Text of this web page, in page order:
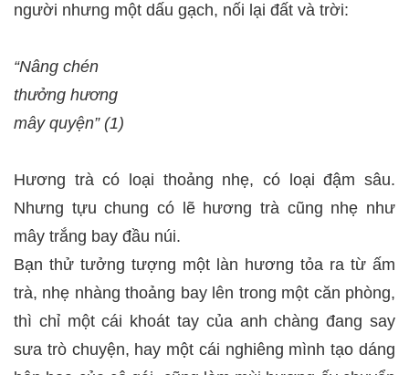
người nhưng một dấu gạch, nối lại đất và trời:
“Nâng chén
thưởng hương
mây quyện” (1)
Hương trà có loại thoảng nhẹ, có loại đậm sâu.
Nhưng tựu chung có lẽ hương trà cũng nhẹ như
mây trắng bay đầu núi.
Bạn thử tưởng tượng một làn hương tỏa ra từ ấm
trà, nhẹ nhàng thoảng bay lên trong một căn phòng,
thì chỉ một cái khoát tay của anh chàng đang say
sưa trò chuyện, hay một cái nghiêng mình tạo dáng